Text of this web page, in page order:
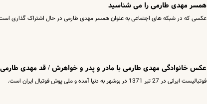
همسر مهدی طارمی را می شناسید
عکسی که در شبکه های اجتماعی به عنوان همسر مهدی طارمی در حال اشتراک گذاری
عکس خانوادگی مهدی طارمی با مادر و پدر و خواهرش / قد مهدی
فوتبالیست ایرانی در 27 تیر 1371 در بوشهر به دنیا آمده و ملی پوش فوتبال ایران است.